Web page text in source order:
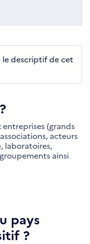
le descriptif de cet
(grands
acteurs
laboratoires,
ainsi
pays
?